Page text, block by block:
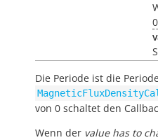
0
Die Periode ist die
von 0 schaltet den
Wenn der value has to